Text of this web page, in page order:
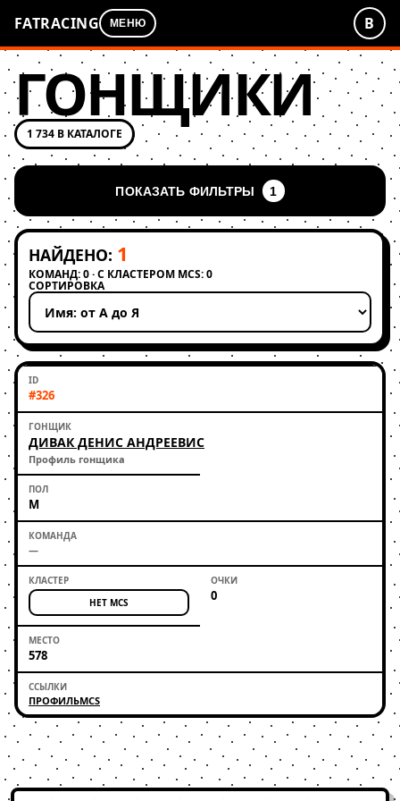
FATRACING МЕНЮ В
ГОНЩИКИ
1 734 В КАТАЛОГЕ
ПОКАЗАТЬ ФИЛЬТРЫ 1
НАЙДЕНО: 1
КОМАНД: 0 · С КЛАСТЕРОМ MCS: 0
СОРТИРОВКА
Применить сортировку
#326
ДИВАК ДЕНИС АНДРЕЕВИС
Профиль гонщика
М
—
НЕТ MCS 0
578
ПРОФИЛЬMCS